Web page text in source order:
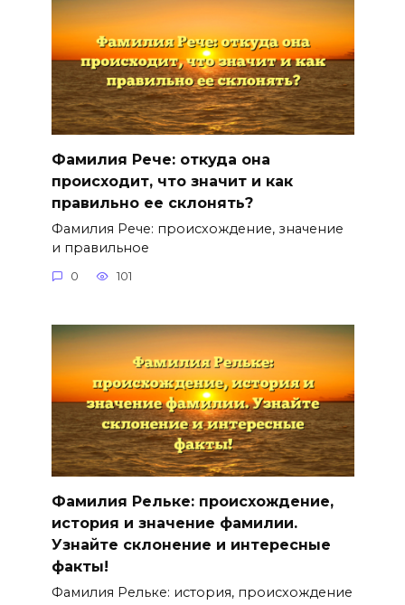
Фамилия Рече: откуда она
происходит, что значит и как
правильно ее склонять?
Фамилия Рече: происхождение, значение
и правильное
0 101
Фамилия Рельке: происхождение,
история и значение фамилии.
Узнайте склонение и интересные
факты!
Фамилия Рельке: история, происхождение